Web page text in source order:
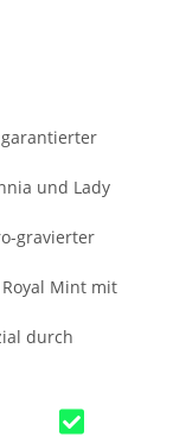
und Lady
gravierter
Mint mit
durch